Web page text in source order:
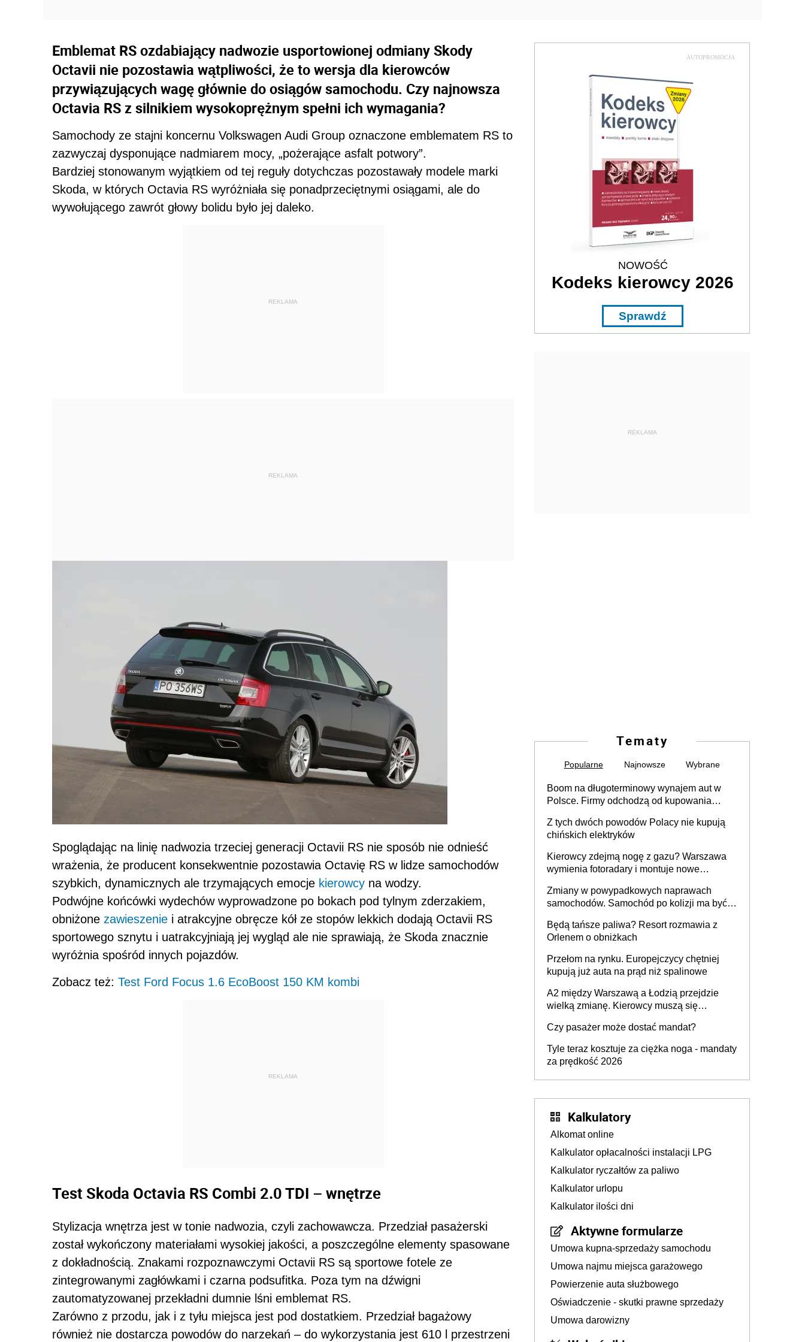
Emblemat RS ozdabiający nadwozie usportowionej odmiany Skody
Octavii nie pozostawia wątpliwości, że to wersja dla kierowców
przywiązujących wagę głównie do osiągów samochodu. Czy najnowsza
Octavia RS z silnikiem wysokoprężnym spełni ich wymagania?
Samochody ze stajni koncernu Volkswagen Audi Group oznaczone emblematem RS to
zazwyczaj dysponujące nadmiarem mocy, „pożerające asfalt potwory”.
Bardziej stonowanym wyjątkiem od tej reguły dotychczas pozostawały modele marki
Skoda, w których Octavia RS wyróżniała się ponadprzeciętnymi osiągami, ale do
wywołującego zawrót głowy bolidu było jej daleko.
REKLAMA
REKLAMA
Spoglądając na linię nadwozia trzeciej generacji Octavii RS nie sposób nie odnieść
wrażenia, że producent konsekwentnie pozostawia Octavię RS w lidze samochodów
szybkich, dynamicznych ale trzymających emocje kierowcy na wodzy.
Podwójne końcówki wydechów wyprowadzone po bokach pod tylnym zderzakiem,
obniżone zawieszenie i atrakcyjne obręcze kół ze stopów lekkich dodają Octavii RS
sportowego sznytu i uatrakcyjniają jej wygląd ale nie sprawiają, że Skoda znacznie
wyróżnia spośród innych pojazdów.
Zobacz też: Test Ford Focus 1.6 EcoBoost 150 KM kombi
REKLAMA
Test Skoda Octavia RS Combi 2.0 TDI – wnętrze
Stylizacja wnętrza jest w tonie nadwozia, czyli zachowawcza. Przedział pasażerski
został wykończony materiałami wysokiej jakości, a poszczególne elementy spasowane
z dokładnością. Znakami rozpoznawczymi Octavii RS są sportowe fotele ze
zintegrowanymi zagłówkami i czarna podsufitka. Poza tym na dźwigni
zautomatyzowanej przekładni dumnie lśni emblemat RS.
Zarówno z przodu, jak i z tyłu miejsca jest pod dostatkiem. Przedział bagażowy
również nie dostarcza powodów do narzekań – do wykorzystania jest 610 l przestrzeni
AUTOPROMOCJA
NOWOŚĆ
Kodeks kierowcy 2026
Sprawdź
REKLAMA
Tematy
Popularne Najnowsze Wybrane
Boom na długoterminowy wynajem aut w
Polsce. Firmy odchodzą od kupowania
Z tych dwóch powodów Polacy nie kupują
chińskich elektryków
Kierowcy zdejmą nogę z gazu? Warszawa
wymienia fotoradary i montuje nowe
Zmiany w powypadkowych naprawach
samochodów. Samochód po kolizji ma być
technologią producenta
Będą tańsze paliwa? Resort rozmawia z
Orlenem o obniżkach
Przełom na rynku. Europejczycy chętniej
kupują już auta na prąd niż spalinowe
A2 między Warszawą a Łodzią przejdzie
wielką zmianę. Kierowcy muszą się
Czy pasażer może dostać mandat?
Tyle teraz kosztuje za ciężka noga - mandaty
za prędkość 2026
Kalkulatory
Alkomat online
Kalkulator opłacalności instalacji LPG
Kalkulator ryczałtów za paliwo
Kalkulator urlopu
Kalkulator ilości dni
Aktywne formularze
Umowa kupna-sprzedaży samochodu
Umowa najmu miejsca garażowego
Powierzenie auta służbowego
Oświadczenie - skutki prawne sprzedaży
Umowa darowizny